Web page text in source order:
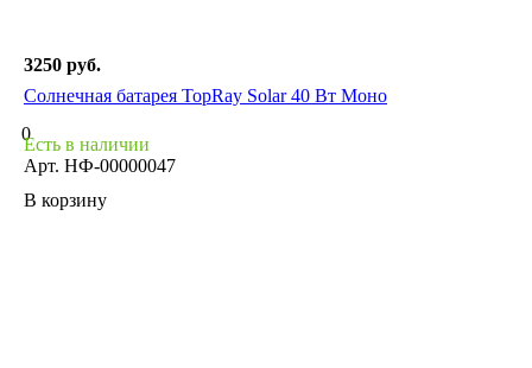
3250 руб.
Солнечная батарея TopRay Solar 40 Вт Моно
0
Есть в наличии
Арт. НФ-00000047
В корзину